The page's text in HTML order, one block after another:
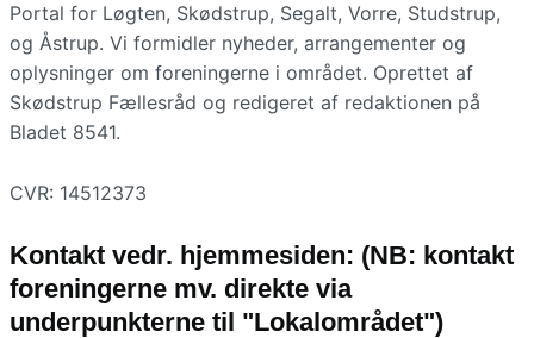
Portal for Løgten, Skødstrup, Segalt, Vorre, Studstrup,
og Åstrup. Vi formidler nyheder, arrangementer og
oplysninger om foreningerne i området. Oprettet af
Skødstrup Fællesråd og redigeret af redaktionen på
Bladet 8541.
CVR: 14512373
Kontakt vedr. hjemmesiden: (NB: kontakt
foreningerne mv. direkte via
underpunkterne til "Lokalområdet")